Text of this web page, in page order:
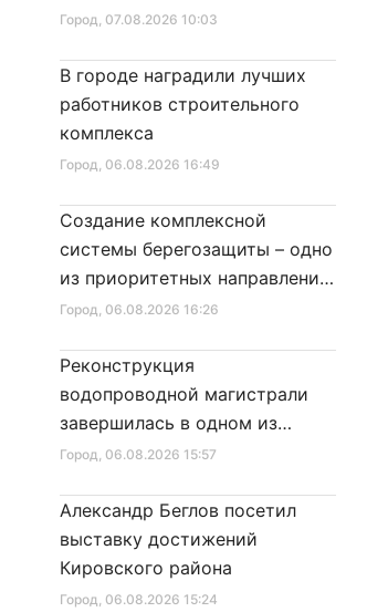
Город, 07.08.2026 10:03
Город, 06.08.2026 16:49
В городе наградили лучших
работников строительного
комплекса
Город, 06.08.2026 16:26
Создание комплексной
системы берегозащиты – одно
из приоритетных направлений
развития Петербурга
Город, 06.08.2026 15:57
Реконструкция
водопроводной магистрали
завершилась в одном из
районов города
Город, 06.08.2026 15:24
Александр Беглов посетил
выставку достижений
Кировского района